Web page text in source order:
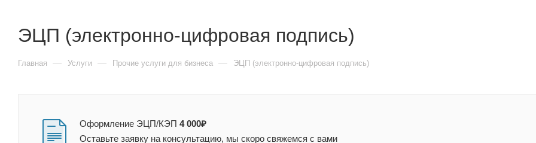
ЭЦП (электронно-цифровая подпись)
Главная — Услуги — Прочие услуги для бизнеса — ЭЦП (электронно-цифровая подпись)
Оформление ЭЦП/КЭП4 000₽
Оставьте заявку на консультацию, мы скоро свяжемся с вами